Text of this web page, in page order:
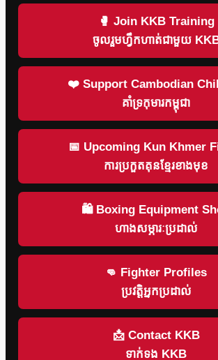
🥊 Join KKB Training
ចូលរួមហ្វឹកហាត់ជាមួយ
❤️ Support Cambodian
គាំទ្រកុមារកម្ពុជា
📅 Upcoming Kun Khmer
ការប្រកួតគុនខ្មែរខាងមុខ
🛍 Boxing Equipment
ហាងសម្ភារៈប្រដាល់
👊 Fighter Profiles
ប្រវត្តិអ្នកប្រដាល់
📩 Contact KKB
ទាក់ទង KKB